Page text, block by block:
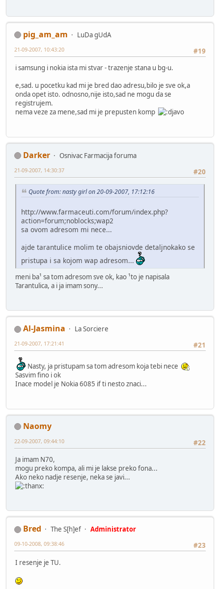
pig_am_am
LuDa gUdA
#19
21-09-2007, 10:43:20
i samsung i nokia ista mi stvar - trazenje stana u bg-u.
e,sad. u pocetku kad mi je bred dao adresu,bilo je sve ok,a
onda opet isto. odnosno,nije isto,sad ne mogu da se
registrujem.
nema veze za mene,sad mi je prepusten komp
Darker
Osnivac Farmacija foruma
#20
21-09-2007, 14:30:37
Quote from: nasty girl on 20-09-2007, 17:12:16
http://www.farmaceuti.com/forum/index.php?
action=forum;noblocks;wap2
sa ovom adresom mi nece...
ajde tarantulice molim te obajsniovde detaljnokako se
pristupa i sa kojom wap adresom...
meni ba¹ sa tom adresom sve ok, kao ¹to je napisala
Tarantulica, a i ja imam sony...
Al-Jasmina
La Sorciere
#21
21-09-2007, 17:21:41
Nasty, ja pristupam sa tom adresom koja tebi nece
Sasvim fino i ok
Inace model je Nokia 6085 if ti nesto znaci...
Naomy
#22
22-09-2007, 09:44:10
Ja imam N70,
mogu preko kompa, ali mi je lakse preko fona...
Ako neko nadje resenje, neka se javi...
Bred The S[h]ef
Administrator
#23
09-10-2008, 09:38:46
I resenje je TU.